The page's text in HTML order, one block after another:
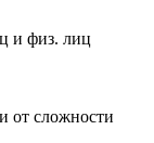
и физ. лиц
от сложности